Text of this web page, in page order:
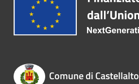
Comune di Castellalto